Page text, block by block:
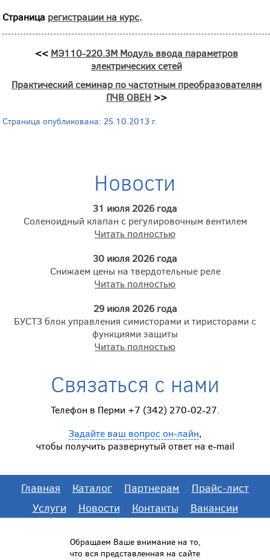
Страница регистрации на курс.
<< МЭ110-220.3М Модуль ввода параметров
электрических сетей
Практический семинар по частотным преобразователям
ПЧВ ОВЕН >>
Страница опубликована: 25.10.2013 г.
Новости
31 июля 2026 года
Соленоидный клапан с регулировочным вентилем
Читать полностью
30 июля 2026 года
Снижаем цены на твердотельные реле
Читать полностью
29 июля 2026 года
БУСТ3 блок управления симисторами и тиристорами с
функциями защиты
Читать полностью
Связаться с нами
Телефон в Перми +7 (342) 270-02-27.
Задайте ваш вопрос он-лайн,
чтобы получить развернутый ответ на e-mail
Главная Каталог Партнерам
Прайс-лист
Услуги
Новости Контакты Вакансии
Обращаем Ваше внимание на то,
что вся представленная на сайте